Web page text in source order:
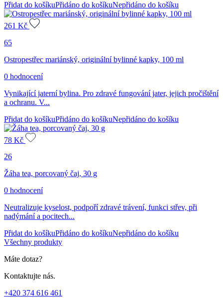
Přidat do košíkuPřidáno do košíkuNepřidáno do košíku
261 Kč
65
Ostropestřec mariánský, originální bylinné kapky, 100 ml
0 hodnocení
Vynikající jaterní bylina. Pro zdravé fungování jater, jejich pročištění
a ochranu. V...
Přidat do košíkuPřidáno do košíkuNepřidáno do košíku
78 Kč
26
Žáha tea, porcovaný čaj, 30 g
0 hodnocení
Neutralizuje kyselost, podpoří zdravé trávení, funkci střev, při
nadýmání a pocitech...
Přidat do košíkuPřidáno do košíkuNepřidáno do košíku
Všechny produkty
Máte dotaz?
Kontaktujte nás.
+420 374 616 461